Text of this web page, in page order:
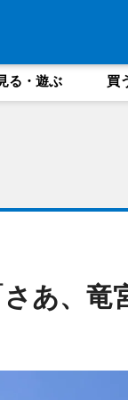
る・遊ぶ 買
あ、竜